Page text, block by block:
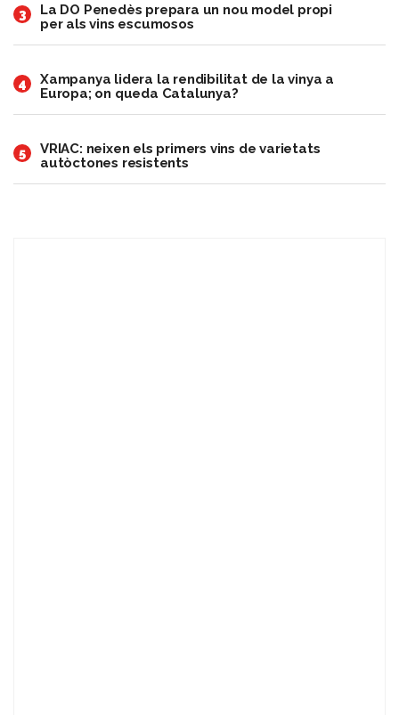
3
​La DO Penedès prepara un nou model propi
per als vins escumosos
4
Xampanya lidera la rendibilitat de la vinya a
Europa; on queda Catalunya?
5
VRIAC: neixen els primers vins de varietats
autòctones resistents